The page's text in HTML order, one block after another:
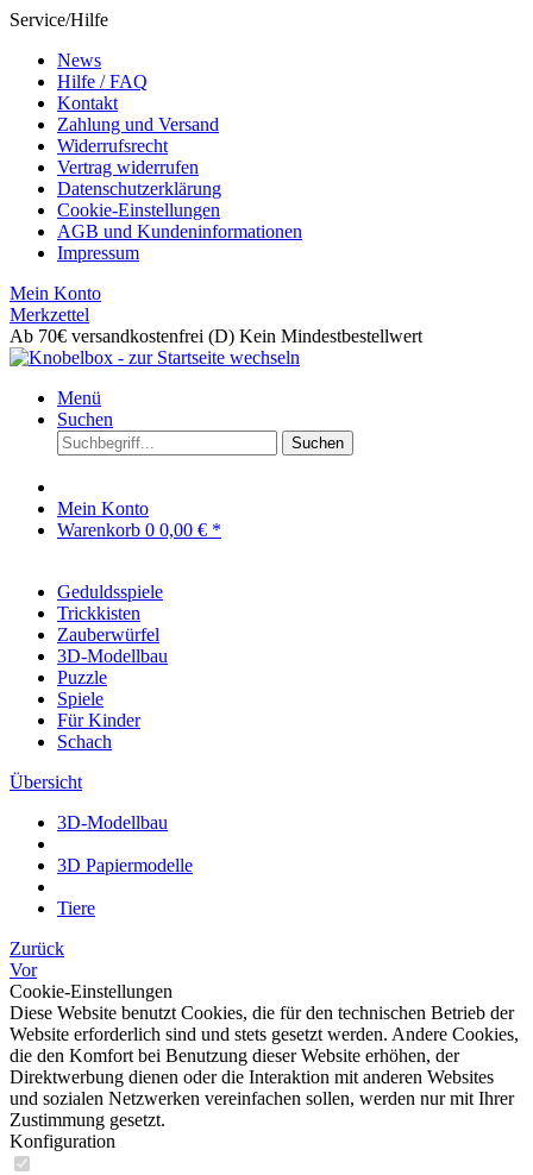
Service/Hilfe
News
Hilfe / FAQ
Kontakt
Zahlung und Versand
Widerrufsrecht
Vertrag widerrufen
Datenschutzerklärung
Cookie-Einstellungen
AGB und Kundeninformationen
Impressum
Mein Konto
Merkzettel
Ab 70€ versandkostenfrei (D) Kein Mindestbestellwert
Menü
Suchen
Suchen
Mein Konto
Warenkorb 0 0,00 € *
Geduldsspiele
Trickkisten
Zauberwürfel
3D-Modellbau
Puzzle
Spiele
Für Kinder
Schach
Übersicht
3D-Modellbau
3D Papiermodelle
Tiere
Zurück
Vor
Cookie-Einstellungen
Diese Website benutzt Cookies, die für den technischen Betrieb der
Website erforderlich sind und stets gesetzt werden. Andere Cookies,
die den Komfort bei Benutzung dieser Website erhöhen, der
Direktwerbung dienen oder die Interaktion mit anderen Websites
und sozialen Netzwerken vereinfachen sollen, werden nur mit Ihrer
Zustimmung gesetzt.
Konfiguration